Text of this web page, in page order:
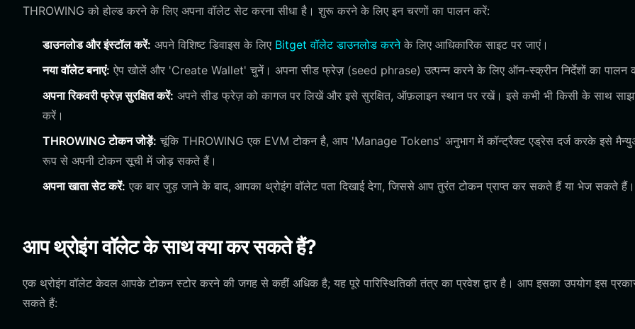
THROWING को होल्ड करने के लिए अपना वॉलेट सेट करना सीधा है। शुरू करने के लिए इन चरणों का पालन करें:
डाउनलोड और इंस्टॉल करें: अपने विशिष्ट डिवाइस के लिए Bitget वॉलेट डाउनलोड करनेके लिए आधिकारिक साइट पर जाएं।
नया वॉलेट बनाएं: ऐप खोलें और 'Create Wallet' चुनें। अपना सीड फ्रेज़ (seed phrase) उत्पन्न करने के लिए ऑन-स्क्रीन निर्देशों का पालन
अपना रिकवरी फ्रेज़ सुरक्षित करें: अपने सीड फ्रेज़ को कागज पर लिखें और इसे सुरक्षित, ऑफ़लाइन स्थान पर रखें। इसे कभी भी किसी के साथ
करें।
THROWING टोकन जोड़ें: चूंकि THROWING एक EVM टोकन है, आप 'Manage Tokens' अनुभाग में कॉन्ट्रैक्ट एड्रेस दर्ज करके इसे
रूप से अपनी टोकन सूची में जोड़ सकते हैं।
अपना खाता सेट करें: एक बार जुड़ जाने के बाद, आपका थ्रोइंग वॉलेट पता दिखाई देगा, जिससे आप तुरंत टोकन प्राप्त कर सकते हैं या भेज सकते हैं।
आप थ्रोइंग वॉलेट के साथ क्या कर सकते हैं?
एक थ्रोइंग वॉलेट केवल आपके टोकन स्टोर करने की जगह से कहीं अधिक है; यह पूरे पारिस्थितिकी तंत्र का प्रवेश द्वार है। आप इसका उपयोग इस
सकते हैं: